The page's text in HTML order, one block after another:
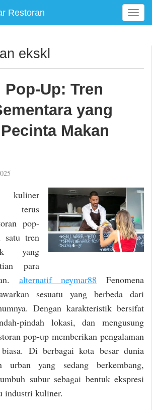
Restoran
T
o
e
ekskl
Pop-Up: Tren
yang
Makan
kuliner
terus
pop-
satu tren
yang
para
alternatif neymar88 Fenomena
sesuatu yang berbeda dari
Dengan karakteristik bersifat
pindah lokasi, dan mengusung
pop-up memberikan pengalaman
Di berbagai kota besar dunia
urban yang sedang berkembang,
subur sebagai bentuk ekspresi
industri kuliner.